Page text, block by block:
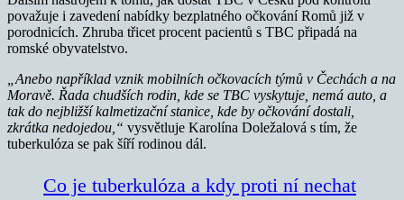
považuje i zavedení nabídky bezplatného očkování Romů již v
porodnicích. Zhruba třicet procent pacientů s TBC připadá na
romské obyvatelstvo.
„Anebo například vznik mobilních očkovacích týmů v Čechách a na
Moravě. Řada chudších rodin, kde se TBC vyskytuje, nemá auto, a
tak do nejbližší kalmetizační stanice, kde by očkování dostali,
zkrátka nedojedou,“ vysvětluje Karolína Doležalová s tím, že
tuberkulóza se pak šíří rodinou dál.
Co je tuberkulóza a kdy proti ní nechat